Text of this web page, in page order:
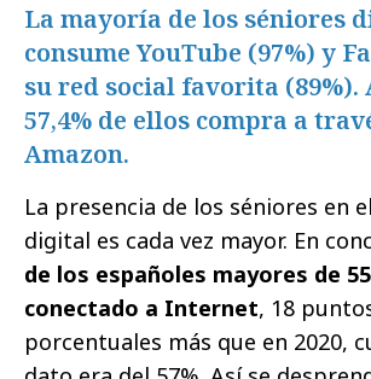
La mayoría de los séniores
consume YouTube (97%) y
su red social favorita (89%).
57,4% de ellos compra a
Amazon.
La presencia de los séniores en
digital es cada vez mayor. En
de los españoles mayores de
conectado a Internet, 18
porcentuales más que en 2020,